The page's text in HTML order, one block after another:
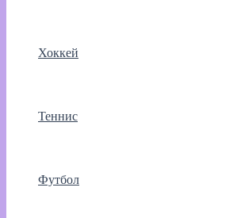
Хоккей
Теннис
Футбол